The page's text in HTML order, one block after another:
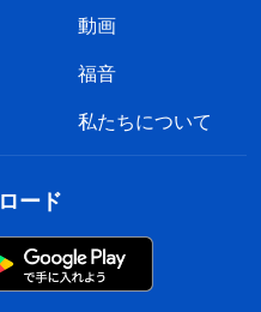
動画
福音
私たちについて
ード